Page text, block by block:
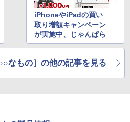
iPhoneやiPadの買い
取り増額キャンペーン
が実施中、じゃんぱら
なもの］の他の記事を見る